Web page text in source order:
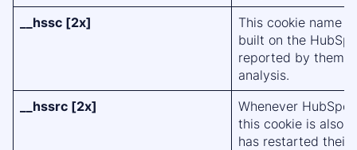
__hssc [2x]
This cookie name
built on the
reported by them
analysis.
__hssrc [2x]
Whenever
this cookie is also
has restarted their